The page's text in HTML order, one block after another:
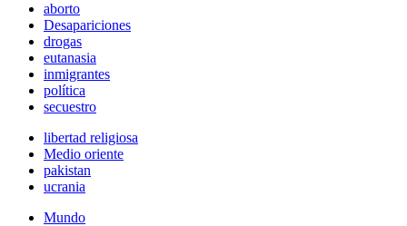
aborto
Desapariciones
drogas
eutanasia
inmigrantes
política
secuestro
libertad religiosa
Medio oriente
pakistan
ucrania
Mundo